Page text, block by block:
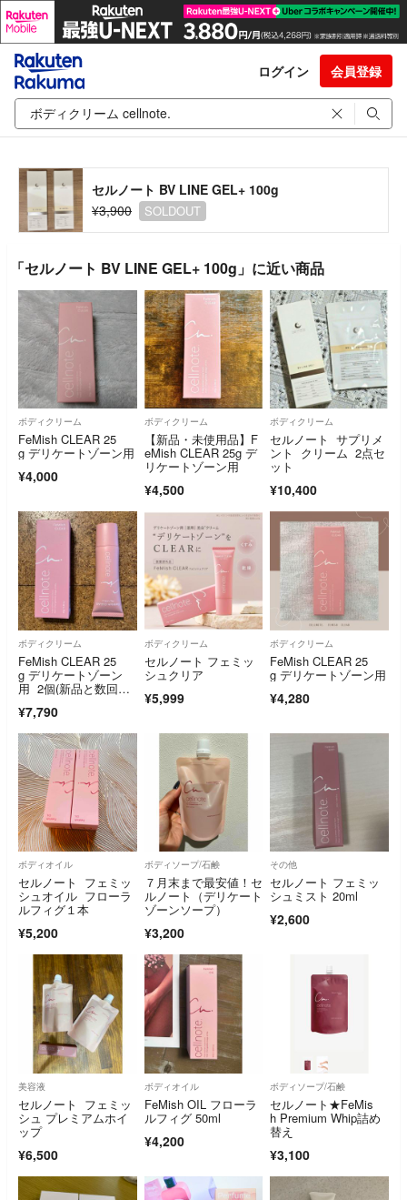
ログイン 会員登録
セルノート BV LINE GEL+ 100g
¥3,900
SOLDOUT
「セルノート BV LINE GEL+ 100g」に近い商品
ボディクリーム
FeMish CLEAR 25
g デリケートゾーン用
¥4,000
ボディクリーム
【新品・未使用品】F
eMish CLEAR 25g デ
リケートゾーン用
¥4,500
ボディクリーム
セルノート サプリメ
ント クリーム 2点セ
ット
¥10,400
ボディクリーム
FeMish CLEAR 25
g デリケートゾーン
用 2個(新品と数回使
¥7,790
ボディクリーム
セルノート フェミッ
シュクリア
¥5,999
ボディクリーム
FeMish CLEAR 25
g デリケートゾーン用
¥4,280
ボディオイル
セルノート フェミッ
シュオイル フローラ
ルフィグ１本
¥5,200
ボディソープ/石鹸
７月末まで最安値！セ
ルノート（デリケート
ゾーンソープ）
¥3,200
その他
セルノート フェミッ
シュミスト 20ml
¥2,600
美容液
セルノート フェミッ
シュ プレミアムホイ
ップ
¥6,500
ボディオイル
FeMish OIL フローラ
ルフィグ 50ml
¥4,200
ボディソープ/石鹸
セルノート★FeMis
h Premium Whip詰め
替え
¥3,100